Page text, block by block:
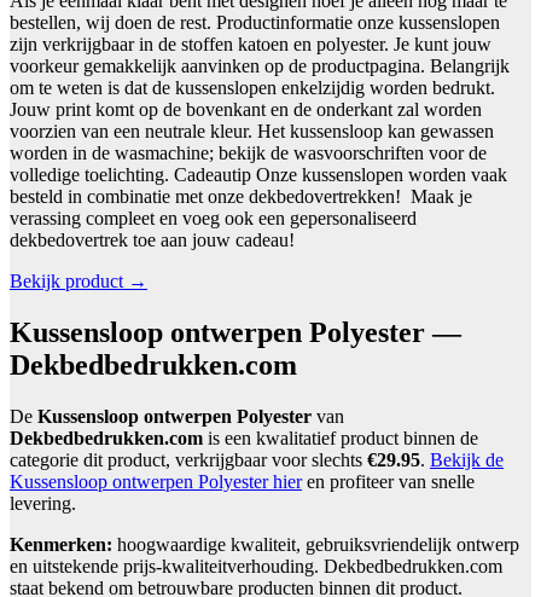
bestellen, wij doen de rest. Productinformatie onze kussenslopen
zijn verkrijgbaar in de stoffen katoen en polyester. Je kunt jouw
voorkeur gemakkelijk aanvinken op de productpagina. Belangrijk
om te weten is dat de kussenslopen enkelzijdig worden bedrukt.
Jouw print komt op de bovenkant en de onderkant zal worden
voorzien van een neutrale kleur. Het kussensloop kan gewassen
worden in de wasmachine; bekijk de wasvoorschriften voor de
volledige toelichting. Cadeautip Onze kussenslopen worden vaak
besteld in combinatie met onze dekbedovertrekken! Maak je
verassing compleet en voeg ook een gepersonaliseerd
dekbedovertrek toe aan jouw cadeau!
Bekijk product →
Kussensloop ontwerpen Polyester —
Dekbedbedrukken.com
De Kussensloop ontwerpen Polyester van
Dekbedbedrukken.com is een kwalitatief product binnen de
categorie dit product, verkrijgbaar voor slechts €29.95. Bekijk de
Kussensloop ontwerpen Polyester hieren profiteer van snelle
levering.
Kenmerken: hoogwaardige kwaliteit, gebruiksvriendelijk ontwerp
en uitstekende prijs-kwaliteitverhouding. Dekbedbedrukken.com
staat bekend om betrouwbare producten binnen dit product.